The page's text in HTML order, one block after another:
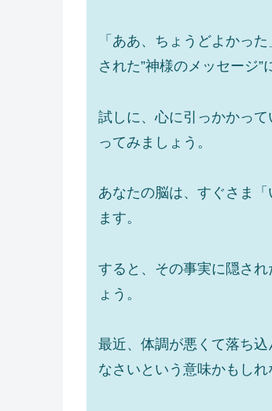
「ああ、ちょうどよかっ
された”神様のメッセージ”
試しに、心に引っかかっ
ってみましょう。
あなたの脳は、すぐさま
ます。
すると、その事実に隠さ
ょう。
最近、体調が悪くて落ち
なさいという意味かもしれ